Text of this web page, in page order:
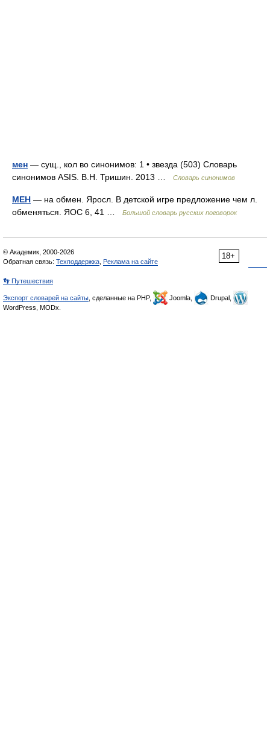
мен — сущ., кол во синонимов: 1 • звезда (503) Словарь
синонимов ASIS. В.Н. Тришин. 2013 …
Словарь синонимов
МЕН — на обмен. Яросл. В детской игре предложение чем л.
обменяться. ЯОС 6, 41 …
Большой словарь русских поговорок
18+
© Академик, 2000-2026
Обратная связь: Техподдержка Реклама на сайте
👣 Путешествия
Экспорт словарей на сайты , сделанные на PHP, Joomla,
Drupal,
WordPress, MODx.